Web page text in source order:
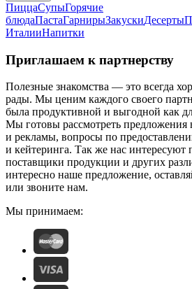
ПиццаСупыГорячие
блюдаПастаГарнирыЗакускиДесерты
ИталииНапитки
Приглашаем к партнерству
Полезные знакомства — это всегда
рады. Мы ценим каждого своего
была продуктивной и выгодной как
Мы готовы рассмотреть предложения
и рекламы, вопросы по
и кейтеринга. Так же нас интересуют
поставщики продукции и других
интересно наше предложение,
или звоните нам.
Мы принимаем: